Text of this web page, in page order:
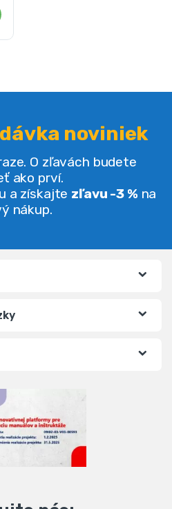
noviniek
O zľavách budete
ako prví.
a získajte zľavu -3 % na
nákup.